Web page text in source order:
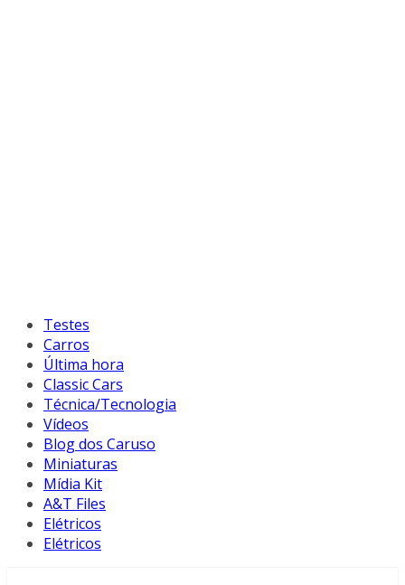
Testes
Carros
Última hora
Classic Cars
Técnica/Tecnologia
Vídeos
Blog dos Caruso
Miniaturas
Mídia Kit
A&T Files
Elétricos
Elétricos